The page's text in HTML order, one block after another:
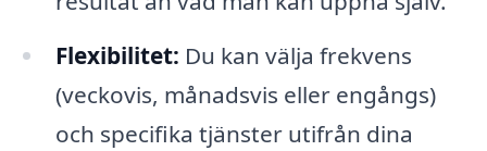
Flexibilitet: Du kan välja frekvens
(veckovis, månadsvis eller engångs)
och specifika tjänster utifrån dina